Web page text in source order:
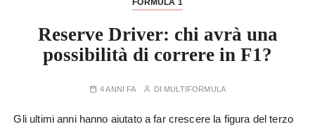
FORMULA 1
Reserve Driver: chi avrà una
possibilità di correre in F1?
4 ANNI FA DI MULTIFORMULA
Gli ultimi anni hanno aiutato a far crescere la figura del terzo